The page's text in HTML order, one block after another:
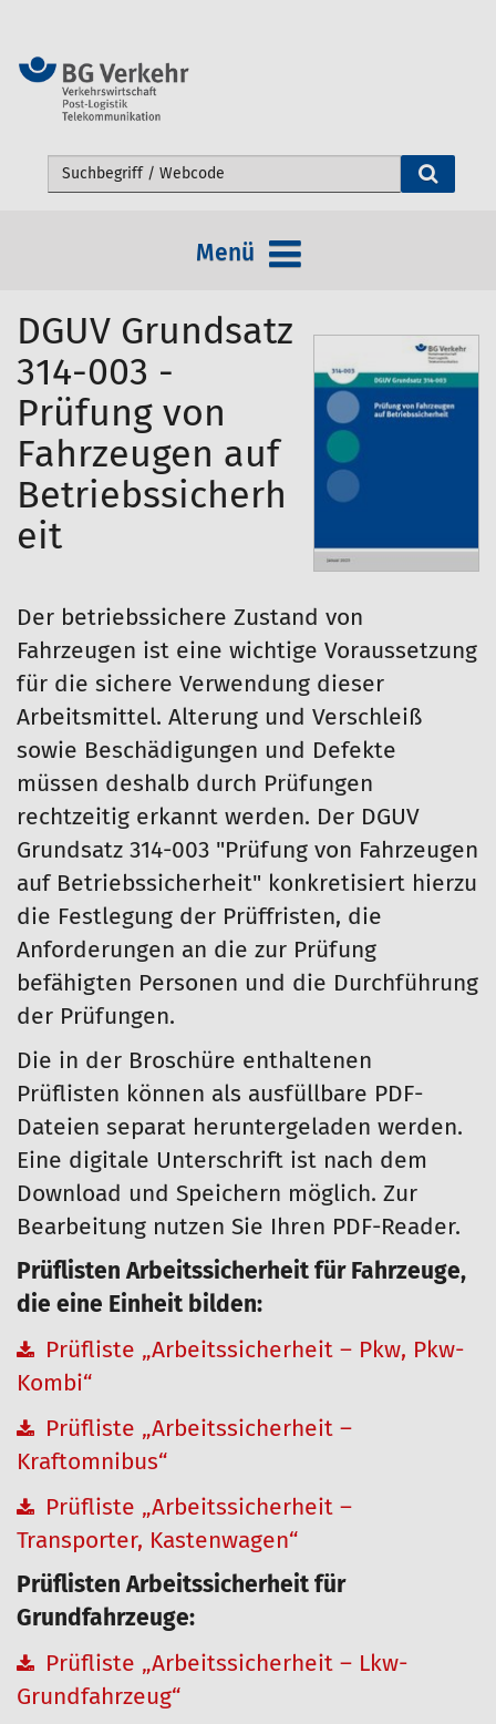
Webseite durchsuchen
Menü
DGUV Grundsatz
314-003 -
Prüfung von
Fahrzeugen auf
Betriebssicherh
eit
Der betriebssichere Zustand von
Fahrzeugen ist eine wichtige Voraussetzung
für die sichere Verwendung dieser
Arbeitsmittel. Alterung und Verschleiß
sowie Beschädigungen und Defekte
müssen deshalb durch Prüfungen
rechtzeitig erkannt werden. Der DGUV
Grundsatz 314-003 "Prüfung von Fahrzeugen
auf Betriebssicherheit" konkretisiert hierzu
die Festlegung der Prüffristen, die
Anforderungen an die zur Prüfung
befähigten Personen und die Durchführung
der Prüfungen.
Die in der Broschüre enthaltenen
Prüflisten können als ausfüllbare PDF-
Dateien separat heruntergeladen werden.
Eine digitale Unterschrift ist nach dem
Download und Speichern möglich. Zur
Bearbeitung nutzen Sie Ihren PDF-Reader.
Prüflisten Arbeitssicherheit für Fahrzeuge,
die eine Einheit bilden:
Prüfliste „Arbeitssicherheit – Pkw, Pkw-
Kombi“
Prüfliste „Arbeitssicherheit –
Kraftomnibus“
Prüfliste „Arbeitssicherheit –
Transporter, Kastenwagen“
Prüflisten Arbeitssicherheit für
Grundfahrzeuge:
Prüfliste „Arbeitssicherheit – Lkw-
Grundfahrzeug“